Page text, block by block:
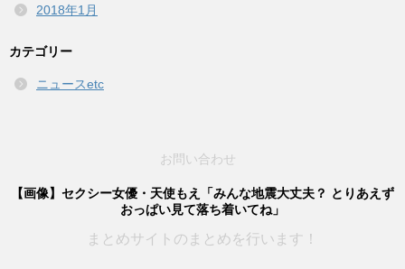
2018年1月
カテゴリー
ニュースetc
お問い合わせ
【画像】セクシー女優・天使もえ「みんな地震大丈夫？ とりあえず
おっぱい見て落ち着いてね」
まとめサイトのまとめを行います！